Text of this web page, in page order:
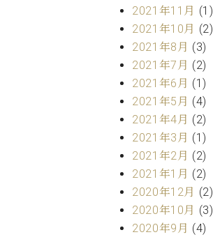
2021年11月 (1)
2021年10月 (2)
2021年8月 (3)
2021年7月 (2)
2021年6月 (1)
2021年5月 (4)
2021年4月 (2)
2021年3月 (1)
2021年2月 (2)
2021年1月 (2)
2020年12月 (2)
2020年10月 (3)
2020年9月 (4)